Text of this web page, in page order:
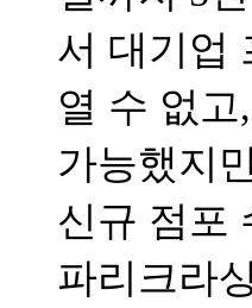
서 대기업
열 수 없
가능했지
신규 점포
파리크라